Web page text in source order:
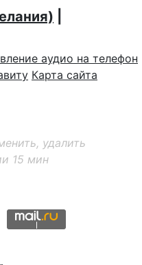
Карта сайта
удалить
15 мин